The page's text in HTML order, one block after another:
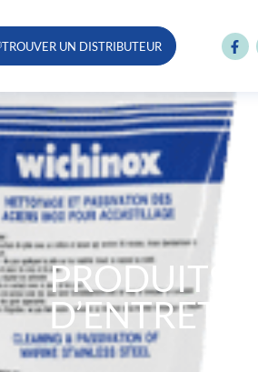
TROUVER UN DISTRIBUTEUR
PRODUITS
D’ENTRETIEN